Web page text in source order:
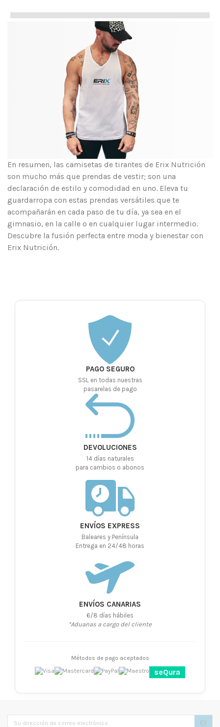
En resumen, las camisetas de tirantes de Erix Nutrición
son mucho más que prendas de vestir; son una
declaración de estilo y comodidad en uno. Eleva tu
guardarropa con estas prendas versátiles que te
acompañarán en cada paso de tu día, ya sea en el
gimnasio, en la calle o en cualquier lugar intermedio.
Descubre la fusión perfecta entre moda y bienestar con
Erix Nutrición.
PAGO SEGURO
SSL en todas nuestras
pasarelas de pago
DEVOLUCIONES
14 días naturales
para cambios o abonos
ENVÍOS EXPRESS
Baleares y Península
Entrega en 24/48 horas
ENVÍOS CANARIAS
6/8 días hábiles
*Aduanas a cargo del cliente
Métodos de pago aceptados
seQura